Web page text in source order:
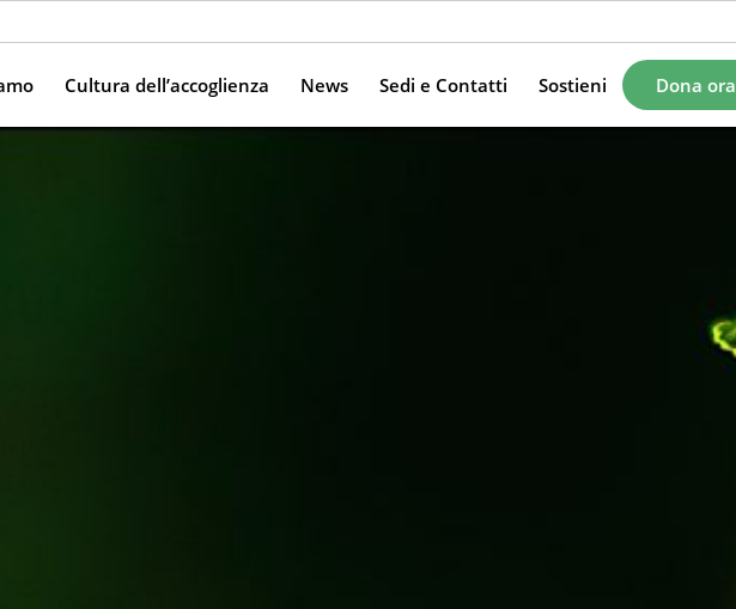
Cultura dell’accoglienza News Sedi e Contatti Sostieni Dona ora